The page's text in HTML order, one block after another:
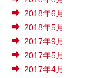
2018年6月
2018年5月
2017年9月
2017年5月
2017年4月